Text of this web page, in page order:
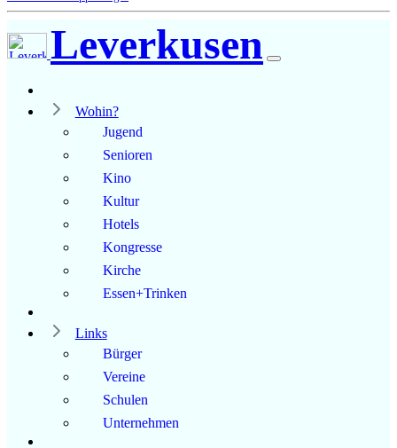
Leverkusen
Wohin?
Jugend
Senioren
Kino
Kultur
Hotels
Kongresse
Kirche
Essen+Trinken
Links
Bürger
Vereine
Schulen
Unternehmen